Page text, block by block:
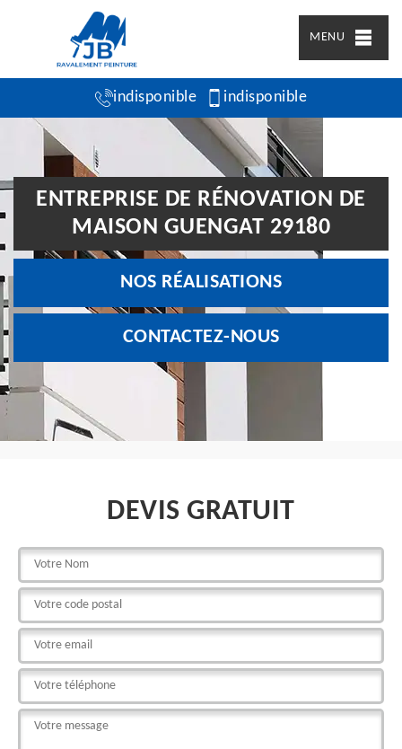
MENU
indisponible indisponible
ENTREPRISE DE RÉNOVATION DE
MAISON GUENGAT 29180
NOS RÉALISATIONS
CONTACTEZ-NOUS
DEVIS GRATUIT